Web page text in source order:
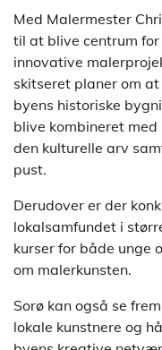
Med Malermester
til at blive centrum
innovative
skitseret planer om
byens historiske
blive kombineret
den kulturelle arv
pust.
Derudover er der
lokalsamfundet i
kurser for både unge
om malerkunsten.
Sorø kan også se
lokale kunstnere og